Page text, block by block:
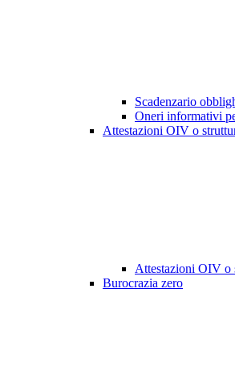
Scadenzario
Oneri informativi
Attestazioni OIV o
Attestazioni OIV o
Burocrazia zero